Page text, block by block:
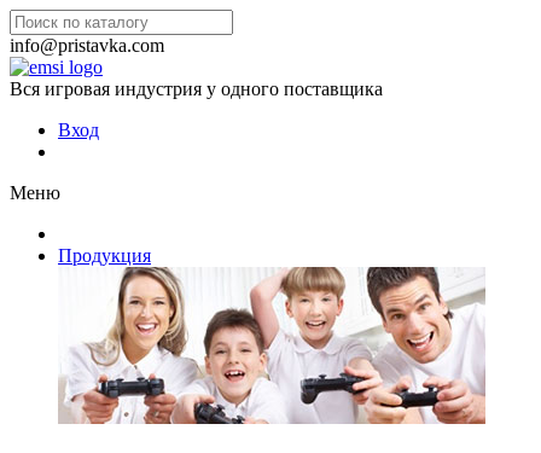
info@pristavka.com
Вся игровая индустрия у одного поставщика
Вход
Меню
Продукция